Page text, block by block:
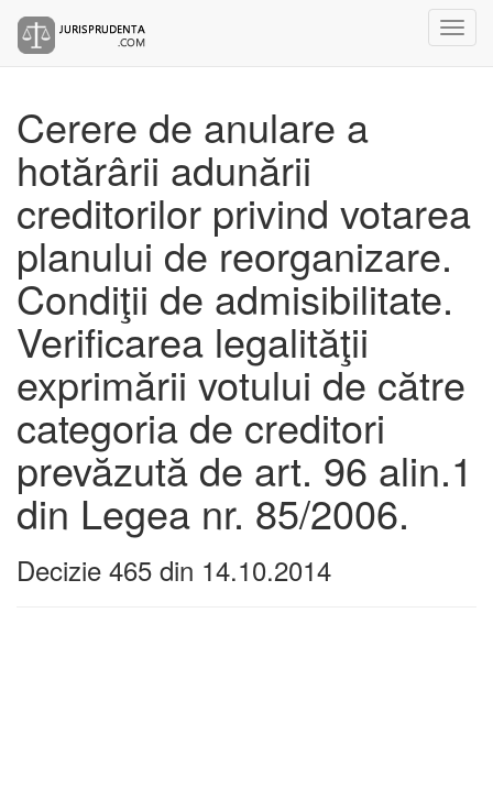
Cerere de anulare a
hotărârii adunării
creditorilor privind votarea
planului de reorganizare.
Condiţii de admisibilitate.
Verificarea legalităţii
exprimării votului de către
categoria de creditori
prevăzută de art. 96 alin.1
din Legea nr. 85/2006.
Decizie 465 din 14.10.2014